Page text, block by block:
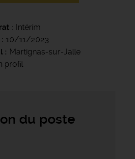
Intérim
10/11/2023
Martignas-sur-Jalle
profil
du poste